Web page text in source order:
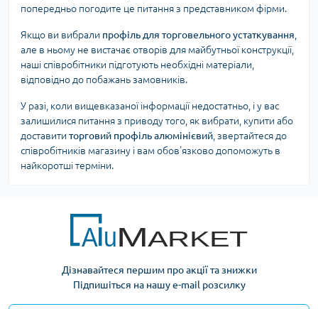
попередньо погодите це питання з представником фірми.
Якщо ви вибрали профіль для торговельного устаткування
але в ньому не вистачає отворів для майбутньої конструкції,
наші співробітники підготують необхідні матеріали,
відповідно до побажань замовників.
У разі, коли вищевказаної інформації недостатньо, і у вас
залишилися питання з приводу того, як вибрати, купити або
доставити торговий профіль алюмінієвий , звертайтеся до
співробітників магазину і вам обов'язково допоможуть в
найкоротші терміни.
Дізнавайтеся першим про акції та знижки
Підпишіться на нашу e-mail розсилку